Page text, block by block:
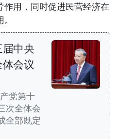
用，同时促进民营经济在
中央
会议
党第十
次全体会
全部既定